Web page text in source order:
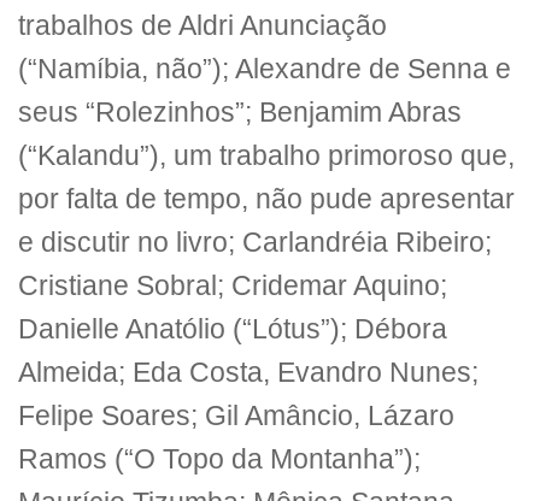
trabalhos de Aldri Anunciação
(“Namíbia, não”); Alexandre de Senna e
seus “Rolezinhos”; Benjamim Abras
(“Kalandu”), um trabalho primoroso que,
por falta de tempo, não pude apresentar
e discutir no livro; Carlandréia Ribeiro;
Cristiane Sobral; Cridemar Aquino;
Danielle Anatólio (“Lótus”); Débora
Almeida; Eda Costa, Evandro Nunes;
Felipe Soares; Gil Amâncio, Lázaro
Ramos (“O Topo da Montanha”);